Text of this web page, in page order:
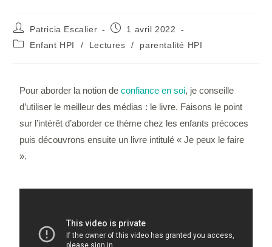
Patricia Escalier
1 avril 2022
Enfant HPI
/ Lectures / parentalité HPI
Pour aborder la notion de confiance en soi, je conseille
d’utiliser le meilleur des médias : le livre. Faisons le point
sur l’intérêt d’aborder ce thème chez les enfants précoces
puis découvrons ensuite un livre intitulé « Je peux le faire
».